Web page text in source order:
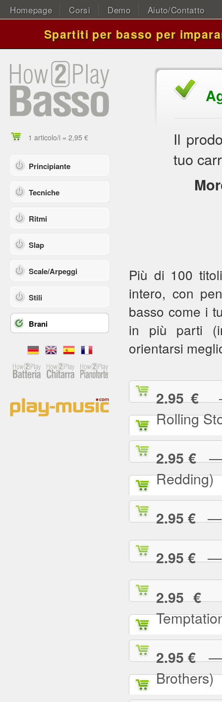
Homepage Corsi Demo Aiuto/Contatto
Spartiti per basso per
1 articolo/i = 2,95 €
Principiante
Tecniche
Ritmi
Slap
Scale/Arpeggi
Stili
Brani
Il
tuo
Più di 100
intero, con
basso come i
in più parti
orientarsi
2.95 €—
Rolling
2.95 €—
Redding)
2.95 €—
2.95 €—
2.95 €—
2.95 €—
Brothers)